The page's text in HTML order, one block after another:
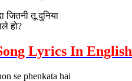
जितनी तू दुनिया
हो?
Lyrics In English
se phenkata hai